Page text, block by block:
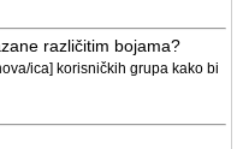
različitim bojama?
ica] korisničkih grupa kako bi